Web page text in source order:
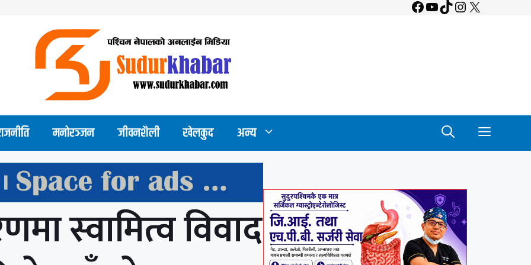
Facebook
YouTube
TikTok
Instagram
X
मनोरञ्जन जीवनशैली खेलकुद अन्य
स्वामित्व विवाद